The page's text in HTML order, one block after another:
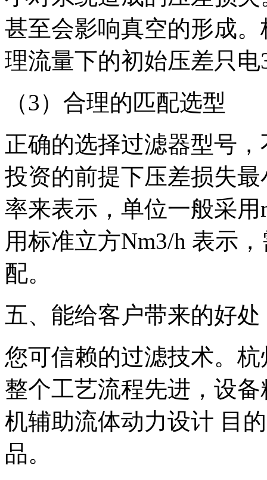
甚至会影响真空的形成
理流量下的初始压差只电
（3）合理的匹配选型
正确的选择过滤器型号
投资的前提下压差损失
率来表示，单位一般采
用标准立方Nm3/h 表示
配。
五、能给客户带来的好处
您可信赖的过滤技术。
整个工艺流程先进，设
机辅助流体动力设计 目
品。